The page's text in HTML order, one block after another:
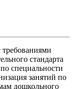
требованиями
стандарта
специальности
занятий по
дошкольного